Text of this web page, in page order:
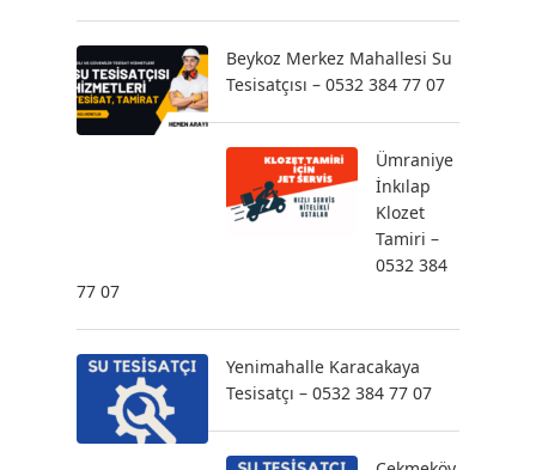
Beykoz Merkez Mahallesi Su
Tesisatçısı – 0532 384 77 07
Ümraniye
İnkılap
Klozet
Tamiri –
0532 384
77 07
Yenimahalle Karacakaya
Tesisatçı – 0532 384 77 07